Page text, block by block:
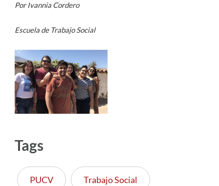
Por Ivannia Cordero
Escuela de Trabajo Social
Tags
PUCV Trabajo Social